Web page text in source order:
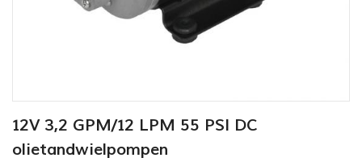
12V 3,2 GPM/12 LPM 55 PSI DC
olietandwielpompen